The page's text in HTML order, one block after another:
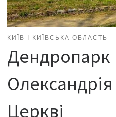
КИЇВ І КИЇВСЬКА ОБЛАСТЬ
Дендропарк
Олександрія
Церкві